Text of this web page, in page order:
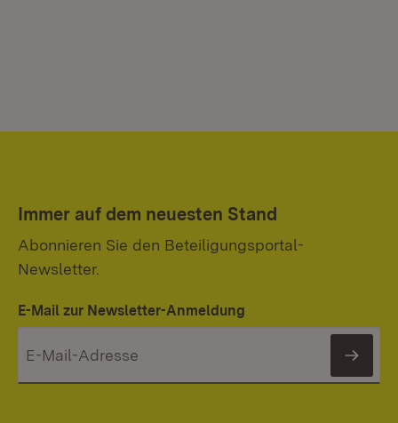
Immer auf dem neuesten Stand
Abonnieren Sie den Beteiligungsportal-
Newsletter.
E-Mail zur Newsletter-Anmeldung